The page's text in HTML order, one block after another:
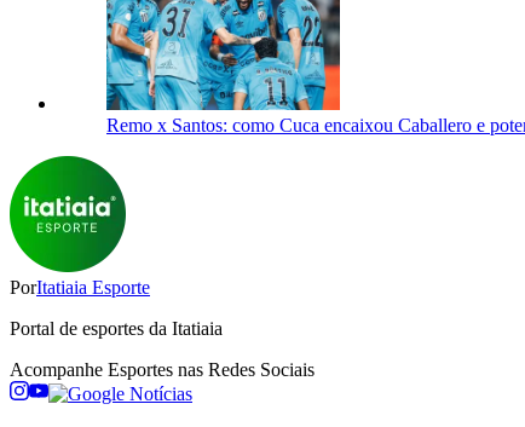
Remo x Santos: como Cuca encaixou Caballero e
PorItatiaia Esporte
Portal de esportes da Itatiaia
Acompanhe Esportes nas Redes Sociais